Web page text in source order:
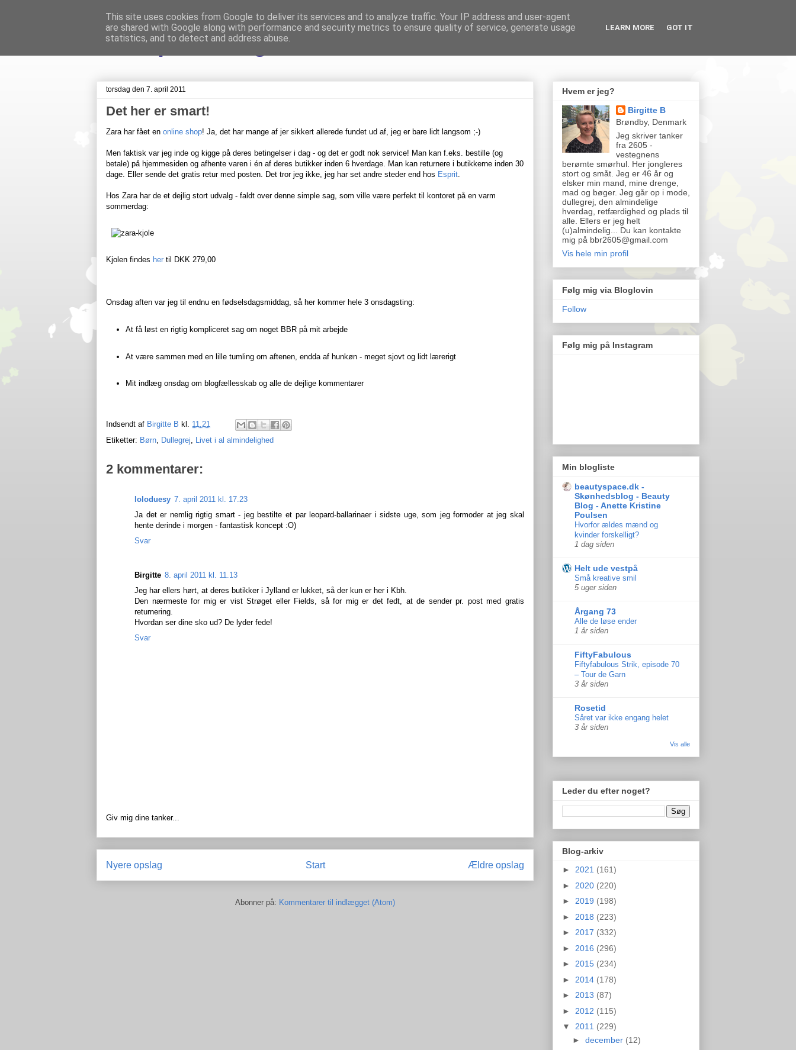
Livet på Vestegnen
torsdag den 7. april 2011
Det her er smart!
Zara har fået en online shop! Ja, det har mange af jer sikkert allerede fundet ud af, jeg er bare lidt langsom ;-)
Men faktisk var jeg inde og kigge på deres betingelser i dag - og det er godt nok service! Man kan f.eks. bestille (og
betale) på hjemmesiden og afhente varen i én af deres butikker inden 6 hverdage. Man kan returnere i butikkerne inden 30
dage. Eller sende det gratis retur med posten. Det tror jeg ikke, jeg har set andre steder end hos Esprit.
Hos Zara har de et dejlig stort udvalg - faldt over denne simple sag, som ville være perfekt til kontoret på en varm
sommerdag:
Kjolen findes her til DKK 279,00
Onsdag aften var jeg til endnu en fødselsdagsmiddag, så her kommer hele 3 onsdagsting:
At få løst en rigtig kompliceret sag om noget BBR på mit arbejde
At være sammen med en lille tumling om aftenen, endda af hunkøn - meget sjovt og lidt lærerigt
Mit indlæg onsdag om blogfællesskab og alle de dejlige kommentarer
Indsendt af Birgitte B kl. 11.21
Etiketter: Børn Dullegrej Livet i al almindelighed
2 kommentarer:
loloduesy 7. april 2011 kl. 17.23
Ja det er nemlig rigtig smart - jeg bestilte et par leopard-ballarinaer i sidste uge, som jeg formoder at jeg skal
hente derinde i morgen - fantastisk koncept :O)
Svar
Birgitte 8. april 2011 kl. 11.13
Jeg har ellers hørt, at deres butikker i Jylland er lukket, så der kun er her i Kbh.
Den nærmeste for mig er vist Strøget eller Fields, så for mig er det fedt, at de sender pr. post med gratis
returnering.
Hvordan ser dine sko ud? De lyder fede!
Svar
Giv mig dine tanker...
Nyere opslag Ældre opslag
Start
Abonner på: Kommentarer til indlægget (Atom)
Hvem er jeg?
Birgitte B
Brøndby, Denmark
Jeg skriver tanker
fra 2605 -
vestegnens
berømte smørhul. Her jongleres
stort og småt. Jeg er 46 år og
elsker min mand, mine drenge,
mad og bøger. Jeg går op i mode,
dullegrej, den almindelige
hverdag, retfærdighed og plads til
alle. Ellers er jeg helt
(u)almindelig... Du kan kontakte
mig på bbr2605@gmail.com
Vis hele min profil
Følg mig via Bloglovin
Follow
Følg mig på Instagram
Min blogliste
beautyspace.dk -
Skønhedsblog - Beauty
Blog - Anette Kristine
Poulsen
Hvorfor ældes mænd og
kvinder forskelligt?
1 dag siden
Helt ude vestpå
Små kreative smil
5 uger siden
Årgang 73
Alle de løse ender
1 år siden
FiftyFabulous
Fiftyfabulous Strik, episode 70
– Tour de Garn
3 år siden
Rosetid
Såret var ikke engang helet
3 år siden
Vis alle
Leder du efter noget?
Blog-arkiv
► 2021 (161)
► 2020 (220)
► 2019 (198)
► 2018 (223)
► 2017 (332)
► 2016 (296)
► 2015 (234)
► 2014 (178)
► 2013 (87)
► 2012 (115)
▼ 2011 (229)
► december (12)
This site uses cookies from Google to deliver its services and to analyze traffic. Your IP address and user-agent
are shared with Google along with performance and security metrics to ensure quality of service, generate usage
statistics, and to detect and address abuse.
LEARN MORE GOT IT